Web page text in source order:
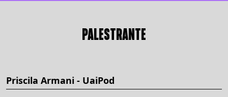
PALESTRANTE
Priscila Armani - UaiPod